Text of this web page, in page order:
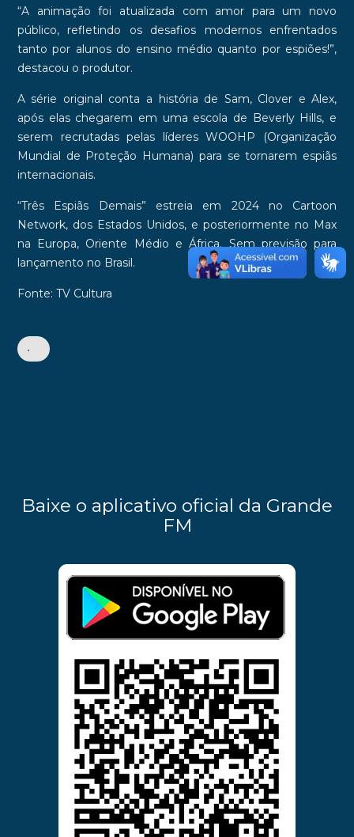
“A animação foi atualizada com amor para um novo
público, refletindo os desafios modernos enfrentados
tanto por alunos do ensino médio quanto por espiões!”,
destacou o produtor.
A série original conta a história de Sam, Clover e Alex,
após elas chegarem em uma escola de Beverly Hills, e
serem recrutadas pelas líderes WOOHP (Organização
Mundial de Proteção Humana) para se tornarem espiãs
internacionais.
“Três Espiãs Demais” estreia em 2024 no Cartoon
Network, dos Estados Unidos, e posteriormente no Max
na Europa, Oriente Médio e África. Sem previsão para
lançamento no Brasil.
Fonte: TV Cultura
•
Baixe o aplicativo oficial da Grande
FM